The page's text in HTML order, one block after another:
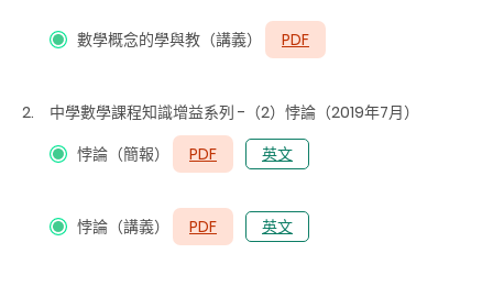
數學概念的學與教（講義） PDF
中學數學課程知識增益系列 -（2）悖論（2019年7月）
悖論（簡報）
PDF 英文
悖論（講義） PDF 英文